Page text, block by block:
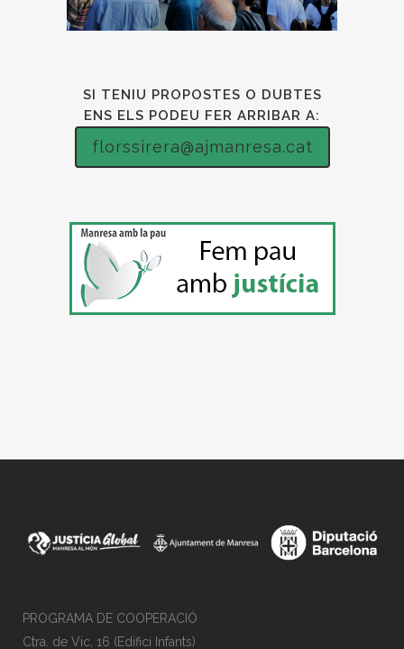
SI TENIU PROPOSTES O DUBTES
ENS ELS PODEU FER ARRIBAR A:
florssirera@ajmanresa.cat
PROGRAMA DE COOPERACIÓ
Ctra. de Vic, 16 (Edifici Infants)